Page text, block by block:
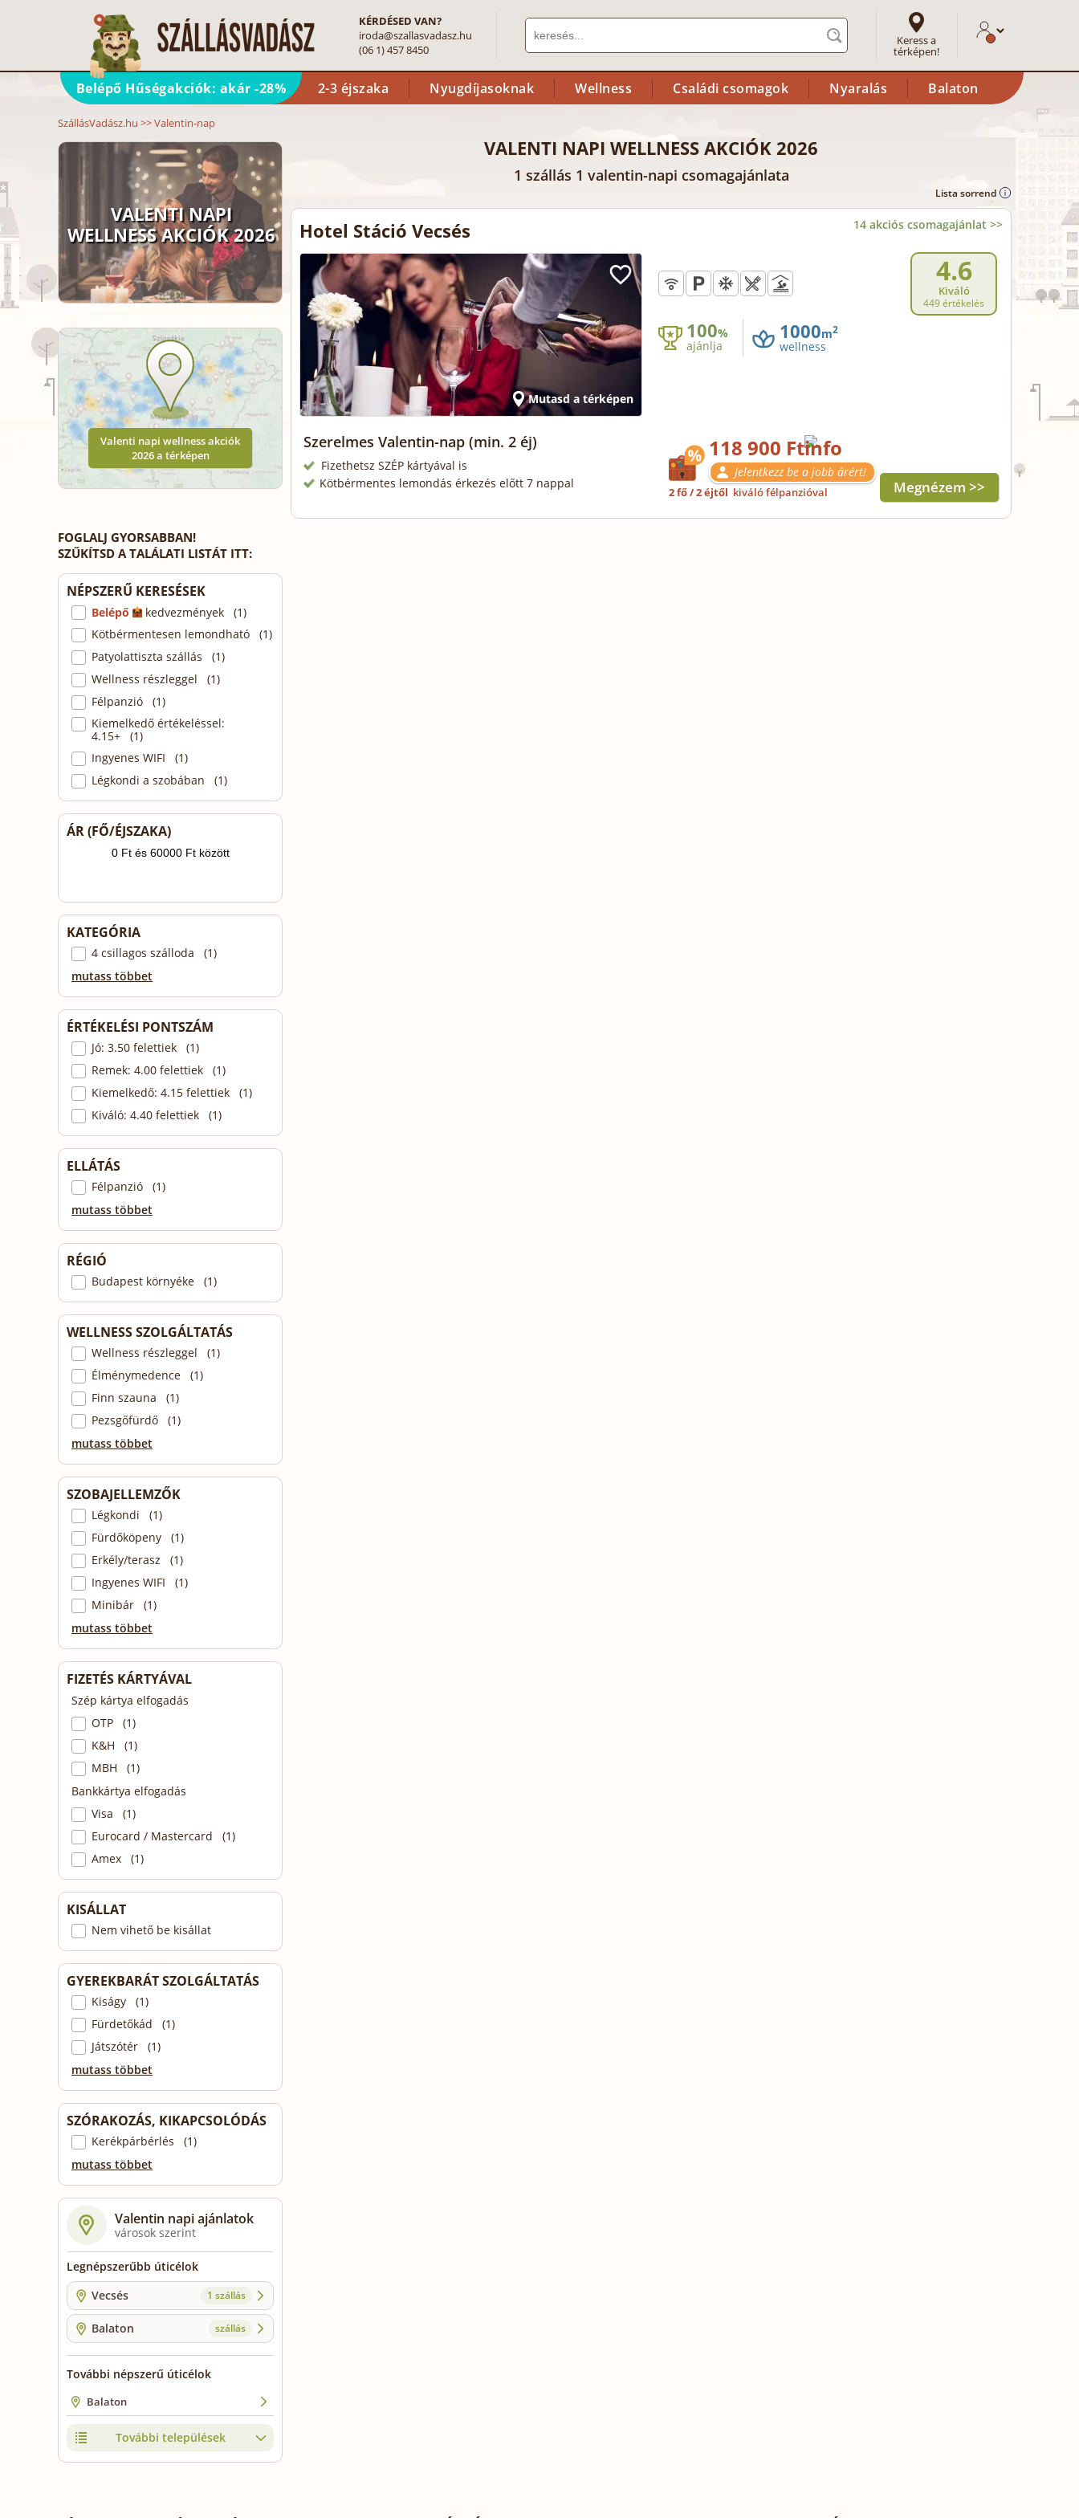
KÉRDÉSED VAN?
iroda@szallasvadasz.hu
(06 1) 457 8450
Keress a
térképen!
Belépő Hűségakciók: akár -28% 2-3 éjszaka Nyugdíjasoknak Wellness Családi csomagok Nyaralás Balaton
SzállásVadász.hu >>Valentin-nap
VALENTI NAPI
WELLNESS AKCIÓK 2026
Valenti napi wellness akciók
2026 a térképen
FOGLALJ GYORSABBAN!
SZŰKÍTSD A TALÁLATI LISTÁT ITT:
NÉPSZERŰ KERESÉSEK
Belépő
kedvezmények (1)
Kötbérmentesen lemondható (1)
Patyolattiszta szállás (1)
Wellness részleggel (1)
Félpanzió (1)
Kiemelkedő értékeléssel:
4.15+ (1)
Ingyenes WIFI (1)
Légkondi a szobában (1)
ÁR (FŐ/ÉJSZAKA)
KATEGÓRIA
4 csillagos szálloda (1)
mutass többet
ÉRTÉKELÉSI PONTSZÁM
Jó: 3.50 felettiek (1)
Remek: 4.00 felettiek (1)
Kiemelkedő: 4.15 felettiek (1)
Kiváló: 4.40 felettiek (1)
ELLÁTÁS
Félpanzió (1)
mutass többet
RÉGIÓ
Budapest környéke (1)
WELLNESS SZOLGÁLTATÁS
Wellness részleggel (1)
Élménymedence (1)
Finn szauna (1)
Pezsgőfürdő (1)
mutass többet
SZOBAJELLEMZŐK
Légkondi (1)
Fürdőköpeny (1)
Erkély/terasz (1)
Ingyenes WIFI (1)
Minibár (1)
mutass többet
FIZETÉS KÁRTYÁVAL
Szép kártya elfogadás
OTP (1)
K&H (1)
MBH (1)
Bankkártya elfogadás
Visa (1)
Eurocard / Mastercard (1)
Amex (1)
KISÁLLAT
Nem vihető be kisállat
GYEREKBARÁT SZOLGÁLTATÁS
Kiságy (1)
Fürdetőkád (1)
Játszótér (1)
mutass többet
SZÓRAKOZÁS, KIKAPCSOLÓDÁS
Kerékpárbérlés (1)
mutass többet
Valentin napi ajánlatok
városok szerint
Legnépszerűbb úticélok
Vecsés
1 szállás
Balaton szállás
További népszerű úticélok
Balaton
További települések
VALENTI NAPI WELLNESS AKCIÓK 2026
1 szállás 1 valentin-napi csomagajánlata
Lista sorrend
Hotel Stáció Vecsés 14 akciós csomagajánlat >>
Mutasd a térképen
4.6
Kiváló
449 értékelés
100%
ajánlja
1000m2
wellness
Szerelmes Valentin-nap (min. 2 éj)
Fizethetsz SZÉP kártyával is
Kötbérmentes lemondás érkezés előtt 7 nappal
118 900 Ft
Jelentkezz be a jobb árért!
2 fő / 2 éjtől kiváló félpanzióval Megnézem >>